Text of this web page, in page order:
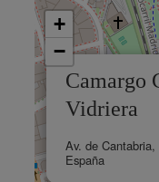
Camargo
Vidriera
Av. de
España
+
−